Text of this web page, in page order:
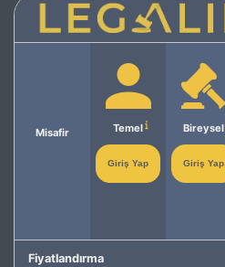
Misafir Temel
Giriş Yap
Bireysel
Giriş Yap
Fiyatlandırma